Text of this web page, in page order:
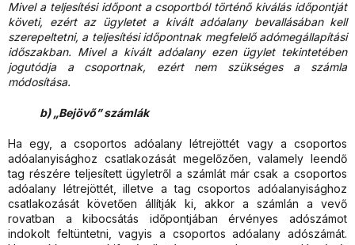
Mivel a teljesítési időpont a csoportból történő kiválás időpontját
követi, ezért az ügyletet a kivált adóalany bevallásában kell
szerepeltetni, a teljesítési időpontnak megfelelő adómegállapítási
időszakban. Mivel a kivált adóalany ezen ügylet tekintetében
jogutódja a csoportnak, ezért nem szükséges a számla
módosítása.
b) „Bejövő” számlák
Ha egy, a csoportos adóalany létrejöttét vagy a csoportos
adóalanyisághoz csatlakozását megelőzően, valamely leendő
tag részére teljesített ügyletről a számlát már csak a csoportos
adóalany létrejöttét, illetve a tag csoportos adóalanyisághoz
csatlakozását követően állítják ki, akkor a számlán a vevő
rovatban a kibocsátás időpontjában érvényes adószámot
indokolt feltüntetni, vagyis a csoportos adóalany adószámát.